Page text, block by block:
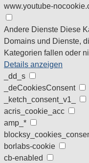
www.youtube-
Andere Dienste Diese
Domains und Dienste,
Kategorien fallen oder
Details anzeigen
_dd_s
_deCookiesConsent
_ketch_consent_v1_
acris_cookie_acc
amp_*
borlabs-cookie
cb-enabled